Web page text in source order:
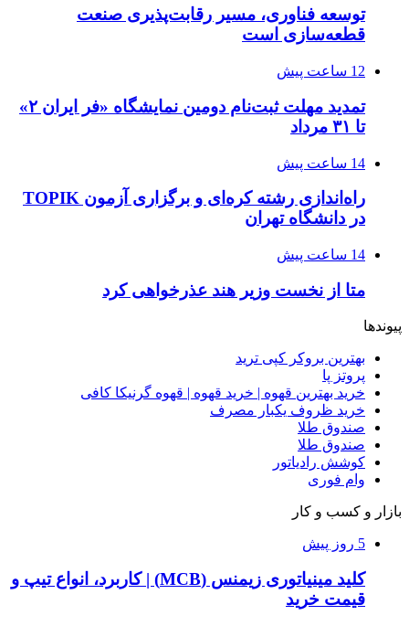
توسعه فناوری، مسیر رقابت‌پذیری صنعت
قطعه‌سازی است
12 ساعت پیش
تمدید مهلت ثبت‌نام دومین نمایشگاه «فر ایران ۲»
تا ۳۱ مرداد
14 ساعت پیش
راه‌اندازی رشته کره‌ای و برگزاری آزمون TOPIK
در دانشگاه تهران
14 ساعت پیش
متا از نخست وزیر هند عذرخواهی کرد
پیوندها
بهترین بروکر کپی ترید
پروتز پا
خرید بهترین قهوه | خرید قهوه | قهوه گرنیکا کافی
خرید ظروف یکبار مصرف
صندوق طلا
صندوق طلا
کوشش رادیاتور
وام فوری
بازار و کسب و کار
5 روز پیش
کلید مینیاتوری زیمنس (MCB) | کاربرد، انواع تیپ و
قیمت خرید